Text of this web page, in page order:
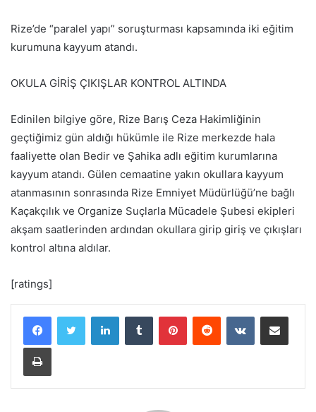
Rize’de “paralel yapı” soruşturması kapsamında iki eğitim
kurumuna kayyum atandı.
OKULA GİRİŞ ÇIKIŞLAR KONTROL ALTINDA
Edinilen bilgiye göre, Rize Barış Ceza Hakimliğinin
geçtiğimiz gün aldığı hükümle ile Rize merkezde hala
faaliyette olan Bedir ve Şahika adlı eğitim kurumlarına
kayyum atandı. Gülen cemaatine yakın okullara kayyum
atanmasının sonrasında Rize Emniyet Müdürlüğü’ne bağlı
Kaçakçılık ve Organize Suçlarla Mücadele Şubesi ekipleri
akşam saatlerinden ardından okullara girip giriş ve çıkışları
kontrol altına aldılar.
[ratings]
LinkedInTumblr PinterestReddit VKontakteE-Posta ile paylaş
Yazdır